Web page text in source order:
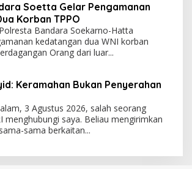
Soetta Gelar Pengamanan
Korban TPPO
Bandara Soekarno-Hatta
kedatangan dua WNI korban
Orang dari luar...
Keramahan Bukan Penyerahan
3 Agustus 2026, salah seorang
menghubungi saya. Beliau mengirimkan
sama berkaitan...